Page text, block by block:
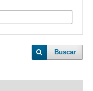
Buscar